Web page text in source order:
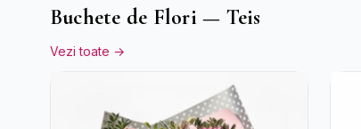
Buchete de Flori — Teis
Vezi toate →